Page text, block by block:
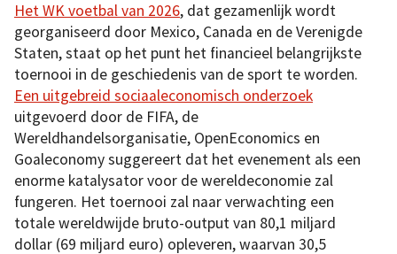
Het WK voetbal van 2026, dat gezamenlijk wordt
georganiseerd door Mexico, Canada en de Verenigde
Staten, staat op het punt het financieel belangrijkste
toernooi in de geschiedenis van de sport te worden.
Een uitgebreid sociaaleconomisch onderzoek
uitgevoerd door de FIFA, de
Wereldhandelsorganisatie, OpenEconomics en
Goaleconomy suggereert dat het evenement als een
enorme katalysator voor de wereldeconomie zal
fungeren. Het toernooi zal naar verwachting een
totale wereldwijde bruto-output van 80,1 miljard
dollar (69 miljard euro) opleveren, waarvan 30,5